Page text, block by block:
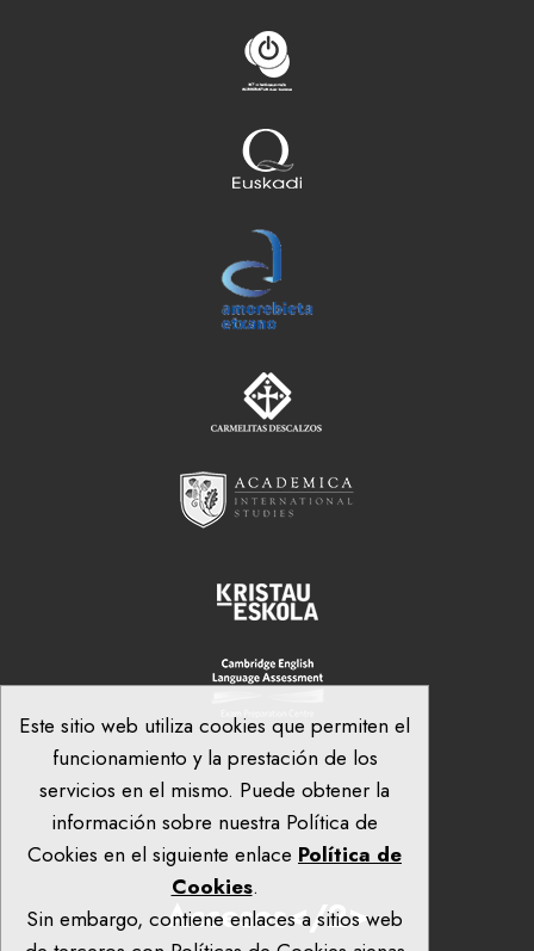
Accesos</2>
Este sitio web utiliza cookies que permiten el
funcionamiento y la prestación de los
servicios en el mismo. Puede obtener la
información sobre nuestra Política de
Cookies en el siguiente enlace Política de
Cookies.
Sin embargo, contiene enlaces a sitios web